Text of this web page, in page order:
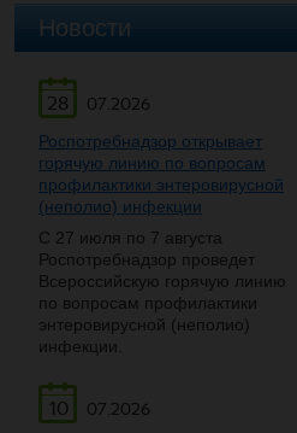
Новости
28
07.2026
Роспотребнадзор открывает
горячую линию по вопросам
профилактики энтеровирусной
(неполио) инфекции
С 27 июля по 7 августа
Роспотребнадзор проведет
Всероссийскую горячую линию
по вопросам профилактики
энтеровирусной (неполио)
инфекции.
10
07.2026